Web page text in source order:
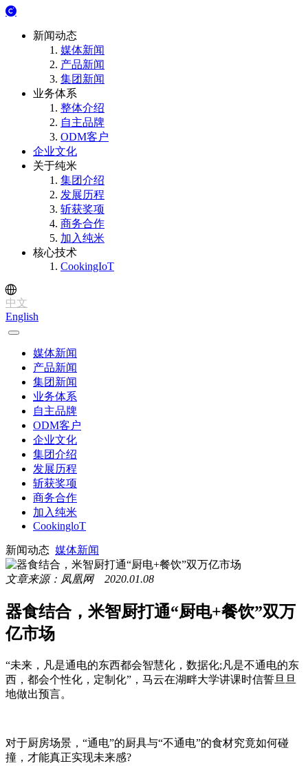
新闻动态
媒体新闻
产品新闻
集团新闻
业务体系
整体介绍
自主品牌
ODM客户
企业文化
关于纯米
集团介绍
发展历程
斩获奖项
商务合作
加入纯米
核心技术
CookingIoT
中文
English
媒体新闻
产品新闻
集团新闻
业务体系
自主品牌
ODM客户
企业文化
集团介绍
发展历程
斩获奖项
商务合作
加入纯米
CookingloT
新闻动态 媒体新闻
文章来源：凤凰网 2020.01.08
器食结合，米智厨打通“厨电+餐饮”双万
亿市场
“未来，凡是通电的东西都会智慧化，数据化;凡是不通电的东
西，都会个性化，定制化”，马云在湖畔大学讲课时信誓旦旦
地做出预言。
对于厨房场景，“通电”的厨具与“不通电”的食材究竟如何碰
撞，才能真正实现未来感?